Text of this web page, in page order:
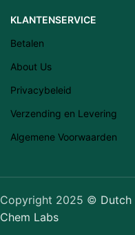
KLANTENSERVICE
Betalen
About Us
Privacybeleid
Verzending en Levering
Algemene Voorwaarden
Copyright 2025 © Dutch
Chem Labs